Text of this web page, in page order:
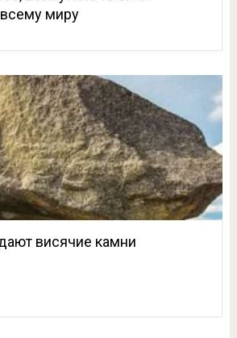
миру
висячие камни